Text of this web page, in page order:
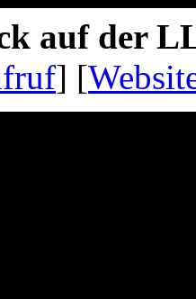
auf der
] [